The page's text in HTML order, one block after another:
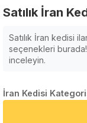
Satılık İran
Satılık İran kedisi
seçenekleri
inceleyin.
İran Kedisi